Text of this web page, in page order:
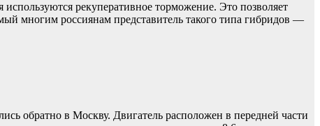
рекуперативное торможение. Это позволяет
многим россиянам представитель такого типа гибридов —
обратно в Москву. Двигатель расположен в передней части